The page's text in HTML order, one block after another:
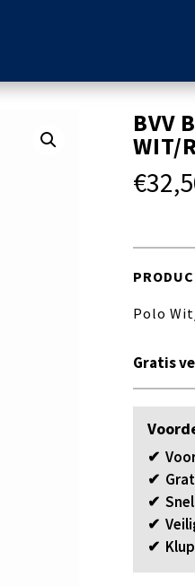
BVV
WIT/
€
Polo
Gratis
✔
✔
✔
✔
✔